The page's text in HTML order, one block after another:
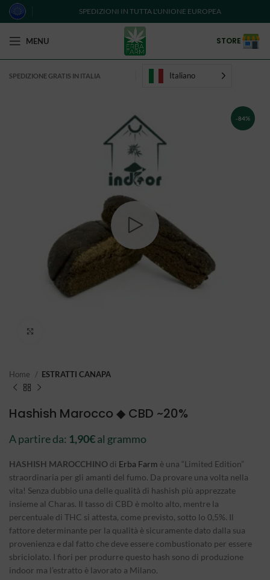
SPEDIZIONI IN TUTTA L'UNIONE EUROPEA
MENU STORE
SPEDIZIONE GRATIS IN ITALIA Italiano
-84%
Home ESTRATTI CANAPA
Hashish Marocco ◆ CBD ~20%
A partire da: 1,90€al grammo
HASHISH MAROCCHINO di Erba Farm è una “Limited Edition”
straordinaria per gli amanti del fumo. Da provare una volta nella
vita! Senza dubbio una delle qualità di hashish più apprezzate
insieme al Charas. Il tasso di CBD è molto alto, mentre la
percentuale di THC si attesta, come previsto, sotto lo 0,5%. Il
fattore determinante per la qualità è sicuramente dato dalla sua
provenienza e dal fatto che deve essere combustionato per essere
sbriciolato. I fiori per produrre questo hash sono di produzione
indoor ma l’estratto è lavorato a Milano.